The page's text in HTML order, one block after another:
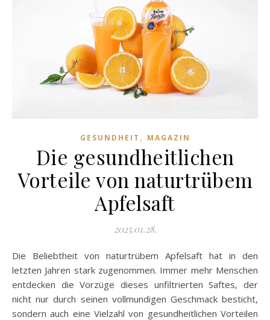
GESUNDHEIT , MAGAZIN
Die gesundheitlichen
Vorteile von naturtrübem
Apfelsaft
2025.01.28.
Die Beliebtheit von naturtrübem Apfelsaft hat in den
letzten Jahren stark zugenommen. Immer mehr Menschen
entdecken die Vorzüge dieses unfiltrierten Saftes, der
nicht nur durch seinen vollmundigen Geschmack besticht,
sondern auch eine Vielzahl von gesundheitlichen Vorteilen